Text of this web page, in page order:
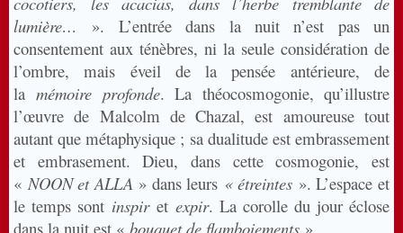
lumière…
». L’entrée dans la nuit n’est pas un
consentement aux ténèbres, ni la seule considération de
l’ombre, mais éveil de la pensée antérieure, de
lamémoire profonde. La théocosmogonie, qu’illustre
l’œuvre de Malcolm de Chazal, est amoureuse tout
autant que métaphysique ; sa dualitude est embrassement
et embrasement. Dieu, dans cette cosmogonie, est
« NOON et ALLA » dans leurs « étreintes ». L’espace et
le temps sont inspiret expir. La corolle du jour éclose
dans la nuit est « bouquet de flamboiements ».